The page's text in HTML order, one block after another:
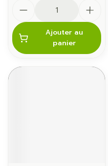
Ajouter au
panier